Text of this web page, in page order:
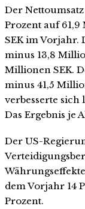
Der
Prozent auf
SEK im Vorjahr.
minus 13,8
Millionen SEK.
minus 41,5
verbesserte sich
Das Ergebnis je
Der US-
dem Vorjahr 14
Prozent.